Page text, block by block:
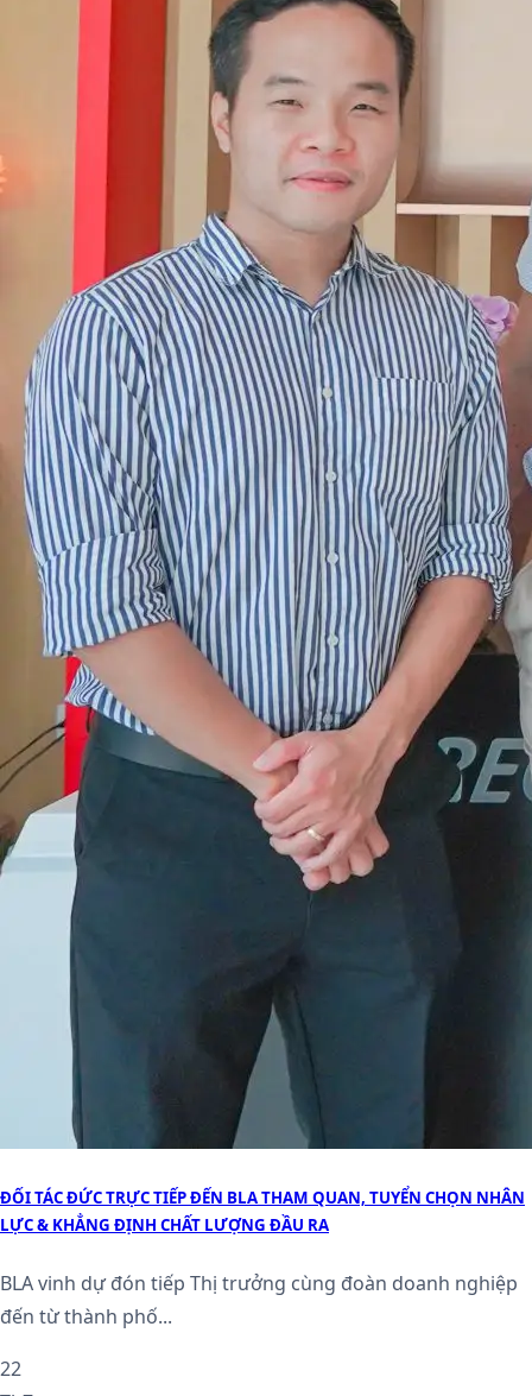
ĐỐI TÁC ĐỨC TRỰC TIẾP ĐẾN BLA THAM QUAN, TUYỂN CHỌN NHÂN
LỰC & KHẲNG ĐỊNH CHẤT LƯỢNG ĐẦU RA
BLA vinh dự đón tiếp Thị trưởng cùng đoàn doanh nghiệp
đến từ thành phố...
22